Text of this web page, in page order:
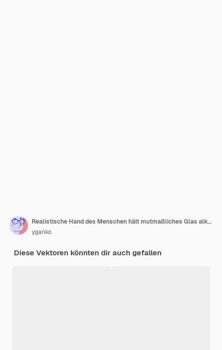
Realistische Hand des Menschen hält mutmaßliches Glas alkoholisches Getränk
yganko
Diese Vektoren könnten dir auch gefallen